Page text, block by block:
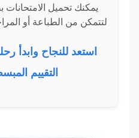
لتتمكن من الطباعة أو
استعد للنجاح وابدأ
التقييم